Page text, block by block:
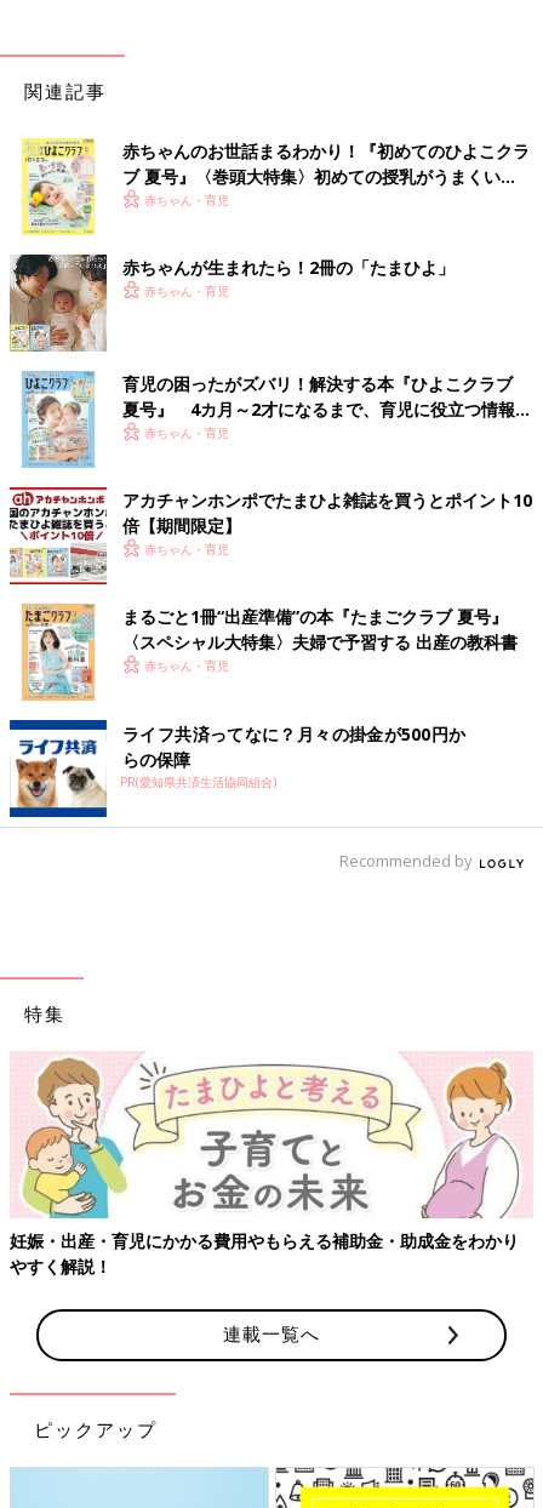
関連記事
赤ちゃんのお世話まるわかり！『初めてのひよこクラ
ブ 夏号』〈巻頭大特集〉初めての授乳がうまくい
く！ おっぱい・ミルクの基本と夏のトラブル 解決テ
赤ちゃん・育児
赤ちゃんが生まれたら！2冊の「たまひよ」
赤ちゃん・育児
育児の困ったがズバリ！解決する本『ひよこクラブ
夏号』 4カ月～2才になるまで、育児に役立つ情報が
いっぱい！
赤ちゃん・育児
アカチャンホンポでたまひよ雑誌を買うとポイント10
倍【期間限定】
赤ちゃん・育児
まるごと1冊“出産準備”の本『たまごクラブ 夏号』
〈スペシャル大特集〉夫婦で予習する 出産の教科書
赤ちゃん・育児
ライフ共済ってなに？月々の掛金が500円か
らの保障
PR(愛知県共済生活協同組合)
Recommended by
特集
妊娠・出産・育児にかかる費用やもらえる補助金・助成金をわかり
やすく解説！
連載一覧へ
ピックアップ